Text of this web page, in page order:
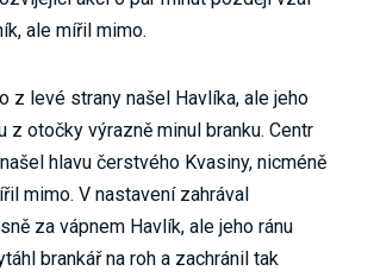
ale mířil mimo.
z levé strany našel Havlíka, ale jeho
z otočky výrazně minul branku. Centr
hlavu čerstvého Kvasiny, nicméně
mimo. V nastavení zahrával
za vápnem Havlík, ale jeho ránu
brankář na roh a zachránil tak